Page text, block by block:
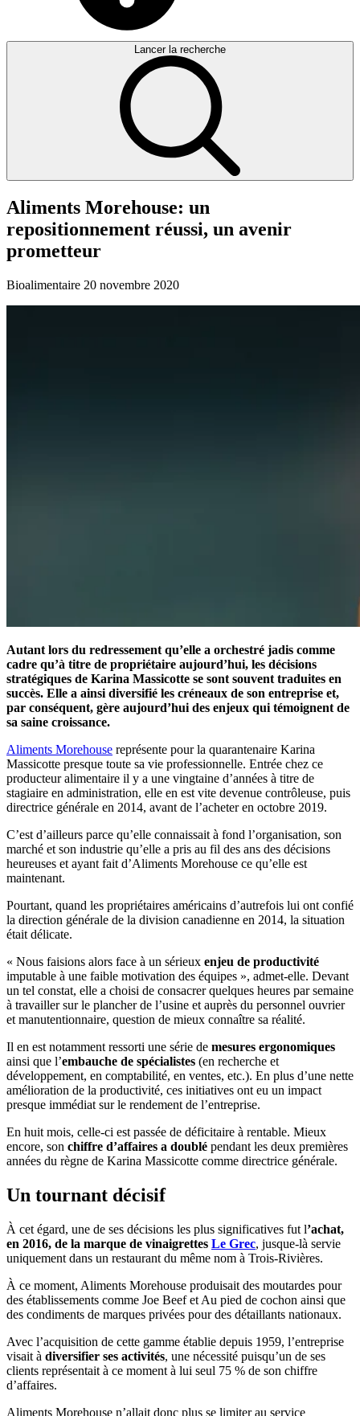
Lancer la recherche
Aliments Morehouse: un
repositionnement réussi, un avenir
prometteur
Bioalimentaire 20 novembre 2020
Autant lors du redressement qu’elle a orchestré jadis comme
cadre qu’à titre de propriétaire aujourd’hui, les décisions
stratégiques de Karina Massicotte se sont souvent traduites en
succès. Elle a ainsi diversifié les créneaux de son entreprise et,
par conséquent, gère aujourd’hui des enjeux qui témoignent de
sa saine croissance.
Aliments Morehouse représente pour la quarantenaire Karina
Massicotte presque toute sa vie professionnelle. Entrée chez ce
producteur alimentaire il y a une vingtaine d’années à titre de
stagiaire en administration, elle en est vite devenue contrôleuse, puis
directrice générale en 2014, avant de l’acheter en octobre 2019.
C’est d’ailleurs parce qu’elle connaissait à fond l’organisation, son
marché et son industrie qu’elle a pris au fil des ans des décisions
heureuses et ayant fait d’Aliments Morehouse ce qu’elle est
maintenant.
Pourtant, quand les propriétaires américains d’autrefois lui ont confié
la direction générale de la division canadienne en 2014, la situation
était délicate.
« Nous faisions alors face à un sérieux enjeu de productivité
imputable à une faible motivation des équipes », admet-elle. Devant
un tel constat, elle a choisi de consacrer quelques heures par semaine
à travailler sur le plancher de l’usine et auprès du personnel ouvrier
et manutentionnaire, question de mieux connaître sa réalité.
Il en est notamment ressorti une série de mesures ergonomiques
ainsi que l’embauche de spécialistes (en recherche et
développement, en comptabilité, en ventes, etc.). En plus d’une nette
amélioration de la productivité, ces initiatives ont eu un impact
presque immédiat sur le rendement de l’entreprise.
En huit mois, celle-ci est passée de déficitaire à rentable. Mieux
encore, son chiffre d’affaires a doublé pendant les deux premières
années du règne de Karina Massicotte comme directrice générale.
Un tournant décisif
À cet égard, une de ses décisions les plus significatives fut l’achat,
en 2016, de la marque de vinaigrettes Le Grec, jusque-là servie
uniquement dans un restaurant du même nom à Trois-Rivières.
À ce moment, Aliments Morehouse produisait des moutardes pour
des établissements comme Joe Beef et Au pied de cochon ainsi que
des condiments de marques privées pour des détaillants nationaux.
Avec l’acquisition de cette gamme établie depuis 1959, l’entreprise
visait à diversifier ses activités, une nécessité puisqu’un de ses
clients représentait à ce moment à lui seul 75 % de son chiffre
d’affaires.
Aliments Morehouse n’allait donc plus se limiter au service